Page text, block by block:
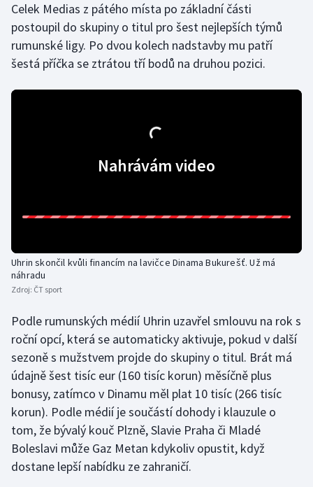
Jezdectví
Judo
Motorsport
Olympijské hry
Parasport
Plavání
Plážový volejbal
Ragby
Rychlobruslení
Rychlostní kanoistika
Celek Medias z pátého místa po základní části
postoupil do skupiny o titul pro šest nejlepších týmů
rumunské ligy. Po dvou kolech nadstavby mu patří
šestá příčka se ztrátou tří bodů na druhou pozici.
Nahrávám video
Uhrin skončil kvůli financím na lavičce Dinama Bukurešť. Už má
náhradu
Zdroj: ČT sport
Podle rumunských médií Uhrin uzavřel smlouvu na rok s
roční opcí, která se automaticky aktivuje, pokud v další
sezoně s mužstvem projde do skupiny o titul. Brát má
údajně šest tisíc eur (160 tisíc korun) měsíčně plus
bonusy, zatímco v Dinamu měl plat 10 tisíc (266 tisíc
korun). Podle médií je součástí dohody i klauzule o
tom, že bývalý kouč Plzně, Slavie Praha či Mladé
Boleslavi může Gaz Metan kdykoliv opustit, když
dostane lepší nabídku ze zahraničí.